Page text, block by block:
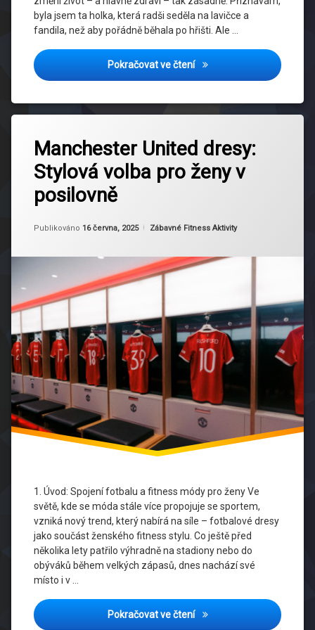
byla jsem ta holka, která radši seděla na lavičce a
fandila, než aby pořádně běhala po hřišti. Ale …
Pokračovat ve čteníJak fotbal podporuje
Stuttgart
dres
Vytrvalost
zdraví
Manchester United dresy:
Stylová volba pro ženy v
posilovně
Publikováno 16 června, 2025
Od Ruby
Kategorie:
Zábavné Fitness Aktivity
1. Úvod: Spojení fotbalu a fitness módy pro ženy Ve
světě, kde se móda stále více propojuje se sportem,
vzniká nový trend, který nabírá na síle – fotbalové dresy
jako součást ženského fitness stylu. Co ještě před
několika lety patřilo výhradně na stadiony nebo do
obýváků během velkých zápasů, dnes nachází své
místo i v …
Pokračovat ve čteníManchester United dresy:
Dámské
Dresy
Dres
Ve
United
Fitness
fotbalová
móda
Manchester
United
Sportovní
Fitness
Tréninkový
Outfit
Ženský
Fandom
komentář
na
Manchester
United
dresy:
Stylová
pro
v